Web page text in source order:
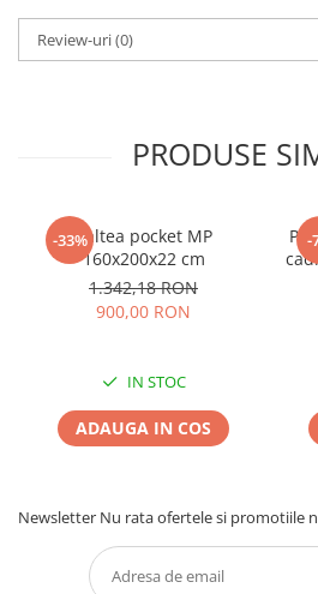
Review-uri(0)
PRODUSE
-33%Saltea pocket MP
160x200x22 cm
1.342,18 RON
900,00 RON
IN STOC
ADAUGA IN COS
-
Newsletter Nu rata ofertele si promotiile